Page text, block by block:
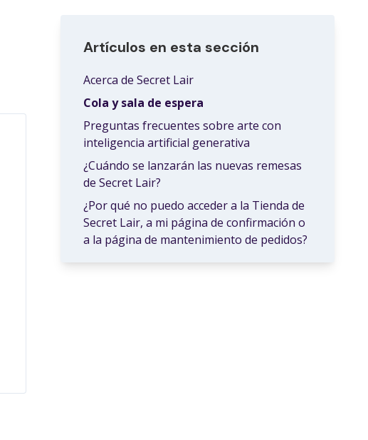
Artículos en esta sección
Acerca de Secret Lair
Cola y sala de espera
Preguntas frecuentes sobre arte con
inteligencia artificial generativa
¿Cuándo se lanzarán las nuevas remesas
de Secret Lair?
¿Por qué no puedo acceder a la Tienda de
Secret Lair, a mi página de confirmación o
a la página de mantenimiento de pedidos?